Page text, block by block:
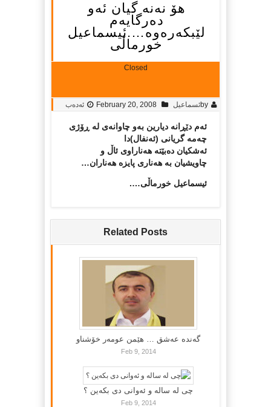
هۆ نه‌نه‌ گیان ئه‌و
ده‌رگایه‌م
لێبکه‌ره‌وه….ئیسماعیل
خورماڵی‌
Closed
byئسماعیل February 20, 2008 ئەدەب
ئه‌م دێڕانه‌ دیارین به‌و چاوانه‌ی له‌ ڕۆژی
چه‌مه‌ گریانی (ئه‌نفال)دا
ئه‌شکیان ده‌بێته‌ هه‌ناراوی ئاڵ و
چاویشیان به‌ هه‌ناری پایزه‌ هه‌ناران…
ئیسماعیل خورماڵی….
Related Posts
گه‌نده‌ عه‌شق … هێمن عومه‌ر خۆشناو
Feb 9, 2014
چی لە سالە و ئەوانی دی بكەین ؟
Feb 9, 2014